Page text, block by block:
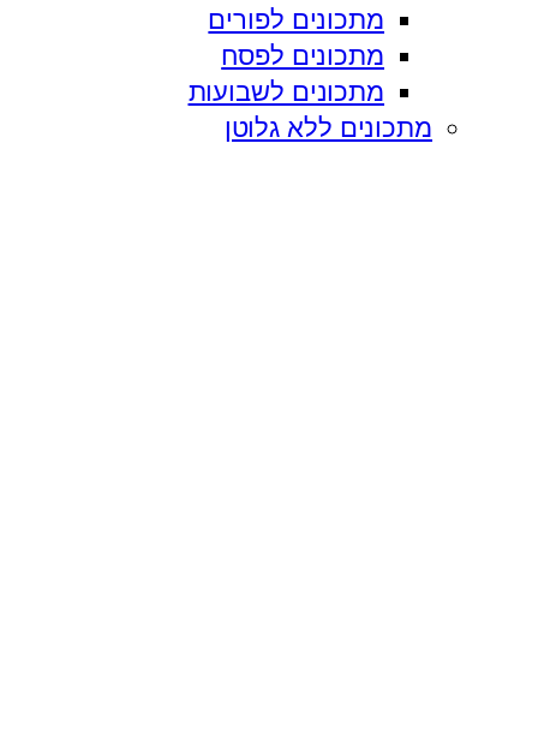
מתכונים לפורים
מתכונים לפסח
מתכונים לשבועות
מתכונים ללא גלוטן